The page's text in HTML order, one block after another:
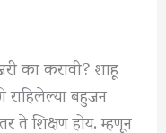
का करावी? शाहू
राहिलेल्या बहुजन
शिक्षण होय. म्हणून